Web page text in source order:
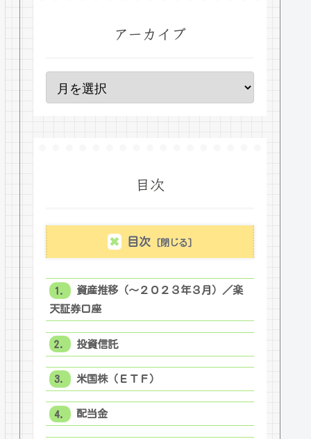
アーカイブ
目次
目次
資産推移（～２０２３年３月）／楽
天証券口座
投資信託
米国株（ＥＴＦ）
配当金